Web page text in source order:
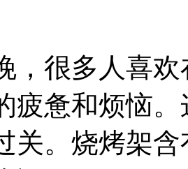
，很多人喜
疲惫和烦恼
关。烧烤架